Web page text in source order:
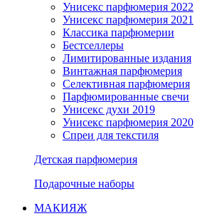
Унисекс парфюмерия 2022
Унисекс парфюмерия 2021
Классика парфюмерии
Бестселлеры
Лимитированные издания
Винтажная парфюмерия
Селективная парфюмерия
Парфюмированные свечи
Унисекс духи 2019
Унисекс парфюмерия 2020
Спреи для текстиля
Детская парфюмерия
Подарочные наборы
МАКИЯЖ